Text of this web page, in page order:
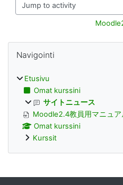
Jump to activity
Lohkot
Navigointi
Etusivu
Omat kurssini
サイトニュース
Moodle2.4教員用マニュア
Omat kurssini
Kurssit
Täydentävät lohkot